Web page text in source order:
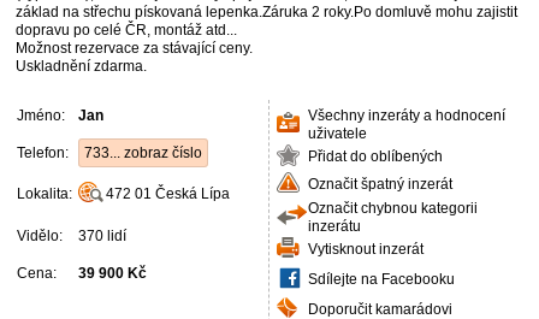
základ na střechu pískovaná lepenka.Záruka 2 roky.Po domluvě mohu zajistit
dopravu po celé ČR, montáž atd...
Možnost rezervace za stávající ceny.
Uskladnění zdarma.
Jméno: Jan
Telefon: 733... zobraz číslo
Lokalita: 472 01 Česká Lípa
Vidělo: 370 lidí
Cena: 39 900 Kč
Všechny inzeráty a hodnocení
uživatele
Přidat do oblíbených
Označit špatný inzerát
Označit chybnou kategorii
inzerátu
Vytisknout inzerát
Sdílejte na Facebooku
Doporučit kamarádovi